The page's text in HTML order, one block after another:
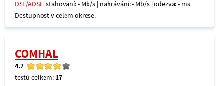
DSL/ADSL: stahování: - Mb/s | nahrávání: - Mb/s | odezva: - ms
Dostupnost v celém okrese.
COMHAL
4.2
testů celkem: 17